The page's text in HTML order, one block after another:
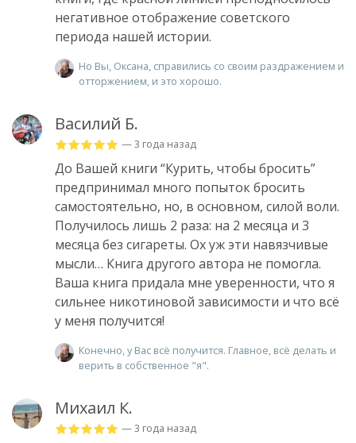
негативное отображение советского
периода нашей истории.
Но Вы, Оксана, справились со своим раздражением и
отторжением, и это хорошо.
Василий Б.
— 3 года назад
До Вашей книги “Курить, чтобы бросить”
предпринимал много попыток бросить
самостоятельно, но, в основном, силой воли.
Получилось лишь 2 раза: на 2 месяца и 3
месяца без сигареты. Ох уж эти навязчивые
мысли… Книга другого автора не помогла.
Ваша книга придала мне уверенности, что я
сильнее никотиновой зависимости и что всё
у меня получится!
Конечно, у Вас всё получится. Главное, всё делать и
верить в собственное "я".
Михаил К.
— 3 года назад